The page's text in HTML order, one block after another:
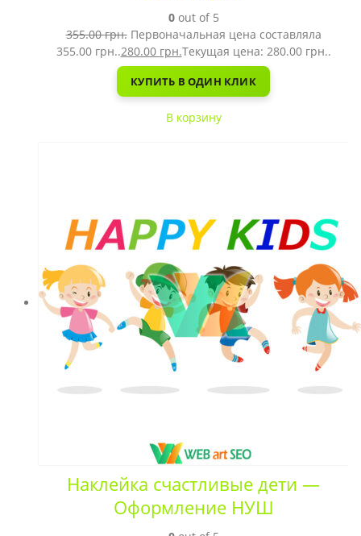
0out of 5
355.00грн. Первоначальная цена составляла
355.00 грн..280.00 грн.Текущая цена: 280.00 грн..
КУПИТЬ В ОДИН КЛИК
В корзину
Наклейка счастливые дети —
Оформление НУШ